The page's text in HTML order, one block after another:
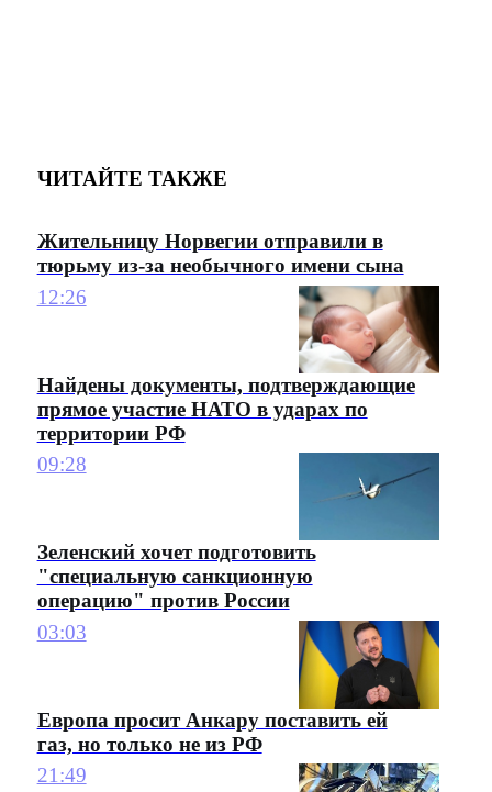
ЧИТАЙТЕ ТАКЖЕ
Жительницу Норвегии отправили в
тюрьму из-за необычного имени сына
12:26
Найдены документы, подтверждающие
прямое участие НАТО в ударах по
территории РФ
09:28
Зеленский хочет подготовить
"специальную санкционную
операцию" против России
03:03
Европа просит Анкару поставить ей
газ, но только не из РФ
21:49